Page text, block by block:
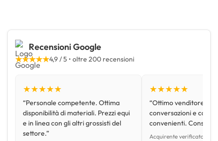
Recensioni Google
★★★★★4,9 / 5 • oltre 200 recensioni
★★★★★
“Personale competente. Ottima
disponibilità di materiali. Prezzi equi
e in linea con gli altri grossisti del
settore.”
★★★★★
“Ottimo venditore,
conversazioni e con
convenienti.
Acquirente verificato •